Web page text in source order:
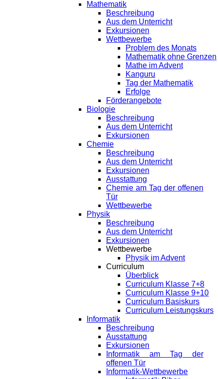
Mathematik
Beschreibung
Aus dem Unterricht
Exkursionen
Wettbewerbe
Problem des Monats
Mathematik ohne Grenzen
Mathe im Advent
Kanguru
Tag der Mathematik
Erfolge
Förderangebote
Biologie
Beschreibung
Aus dem Unterricht
Exkursionen
Chemie
Beschreibung
Aus dem Unterricht
Exkursionen
Ausstattung
Chemie am Tag der offenen
Tür
Wettbewerbe
Physik
Beschreibung
Aus dem Unterricht
Exkursionen
Wettbewerbe
Physik im Advent
Curriculum
Überblick
Curriculum Klasse 7+8
Curriculum Klasse 9+10
Curriculum Basiskurs
Curriculum Leistungskurs
Informatik
Beschreibung
Ausstattung
Exkursionen
Informatik am Tag der
offenen Tür
Informatik-Wettbewerbe